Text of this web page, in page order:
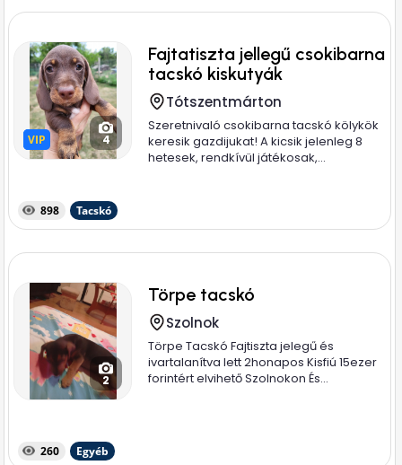
VIP
VIP 4
Fajtatiszta jellegű csokibarna
tacskó kiskutyák
Tótszentmárton
Szeretnivaló csokibarna tacskó kölykök
keresik gazdijukat! A kicsik jelenleg 8
hetesek, rendkívül játékosak,...
898 Tacskó
2
Törpe tacskó
Szolnok
Törpe Tacskó Fajtiszta jelegű és
ivartalanítva lett 2honapos Kisfiú 15ezer
forintért elvihető Szolnokon És...
260 Egyéb